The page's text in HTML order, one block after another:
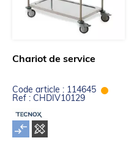
Chariot de service
Code article : 114645
Ref : CHDIV10129